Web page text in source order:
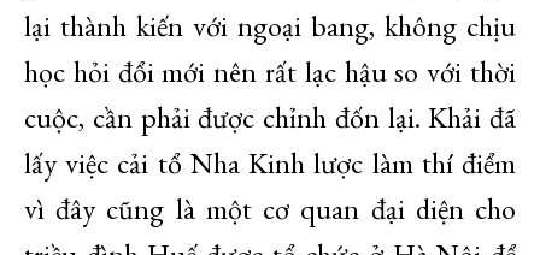
lại thành kiến với ngoại bang, không chịu
học hỏi đổi mới nên rất lạc hậu so với thời
cuộc, cần phải được chỉnh đốn lại. Khải đã
lấy việc cải tổ Nha Kinh lược làm thí điểm
vì đây cũng là một cơ quan đại diện cho